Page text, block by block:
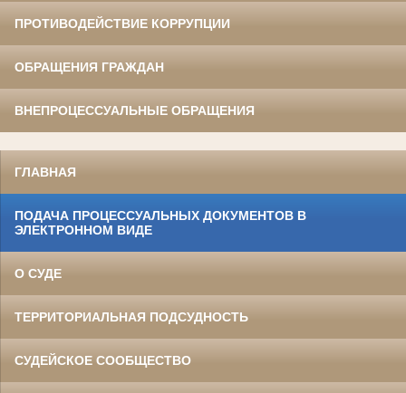
ПРОТИВОДЕЙСТВИЕ КОРРУПЦИИ
ОБРАЩЕНИЯ ГРАЖДАН
ВНЕПРОЦЕССУАЛЬНЫЕ ОБРАЩЕНИЯ
ГЛАВНАЯ
ПОДАЧА ПРОЦЕССУАЛЬНЫХ ДОКУМЕНТОВ В
ЭЛЕКТРОННОМ ВИДЕ
О СУДЕ
ТЕРРИТОРИАЛЬНАЯ ПОДСУДНОСТЬ
СУДЕЙСКОЕ СООБЩЕСТВО